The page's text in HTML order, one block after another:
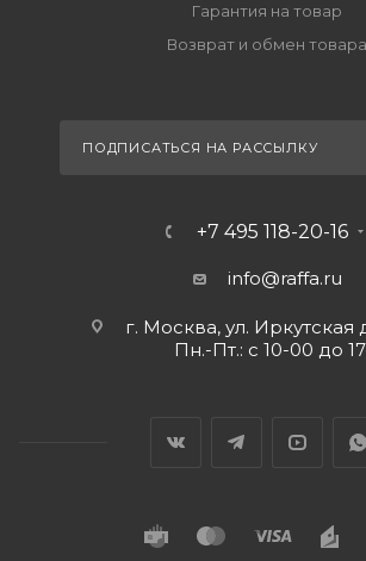
Гарантия на товар
Возврат и обмен товара
ПОДПИСАТЬСЯ НА РАССЫЛКУ
+7 495 118-20-16
info@raffa.ru
г. Москва, ул. Иркутская
Пн.-Пт.: с 10-00 до